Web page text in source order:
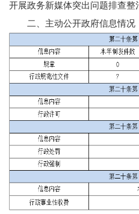
开展政务新媒体突出问题排查整
二、主动公开政府信息情况